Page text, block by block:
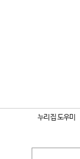
누리집 도우미